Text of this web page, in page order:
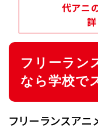
代アニ
フリーラン
なら学校で
フリーランスア